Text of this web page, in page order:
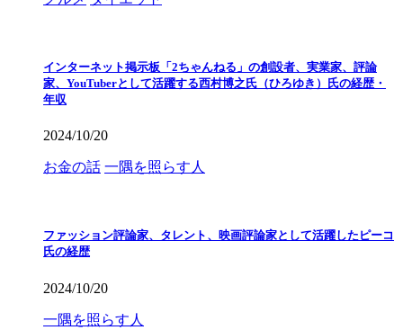
インターネット掲示板「2ちゃんねる」の創設者、実業家、評論
家、YouTuberとして活躍する西村博之氏（ひろゆき）氏の経歴・
年収
2024/10/20
お金の話 一隅を照らす人
ファッション評論家、タレント、映画評論家として活躍したピーコ
氏の経歴
2024/10/20
一隅を照らす人